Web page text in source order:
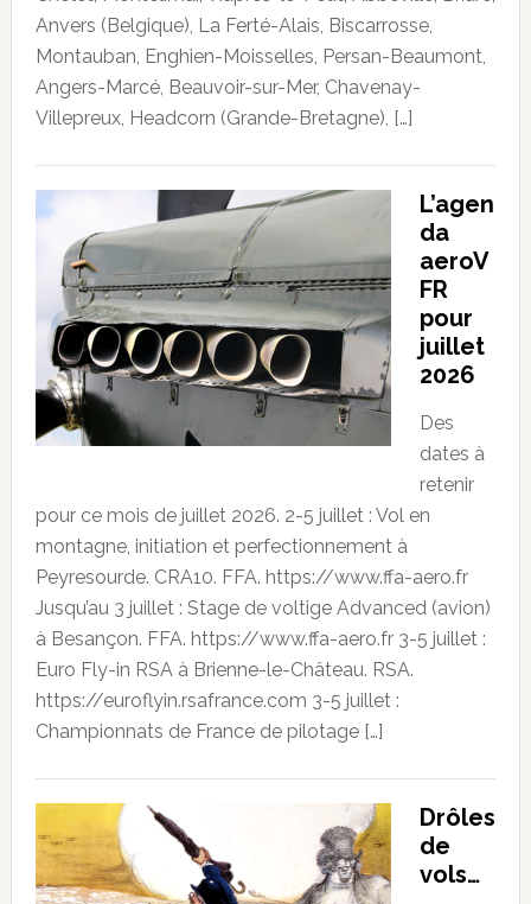
Anvers (Belgique), La Ferté-Alais, Biscarrosse,
Montauban, Enghien-Moisselles, Persan-Beaumont,
Angers-Marcé, Beauvoir-sur-Mer, Chavenay-
Villepreux, Headcorn (Grande-Bretagne), […]
L’agen
da
aeroV
FR
pour
juillet
2026
Des
dates à
retenir
pour ce mois de juillet 2026. 2-5 juillet : Vol en
montagne, initiation et perfectionnement à
Peyresourde. CRA10. FFA. https://www.ffa-aero.fr
Jusqu’au 3 juillet : Stage de voltige Advanced (avion)
à Besançon. FFA. https://www.ffa-aero.fr 3-5 juillet :
Euro Fly-in RSA à Brienne-le-Château. RSA.
https://euroflyin.rsafrance.com 3-5 juillet :
Championnats de France de pilotage […]
Drôles
de
vols…